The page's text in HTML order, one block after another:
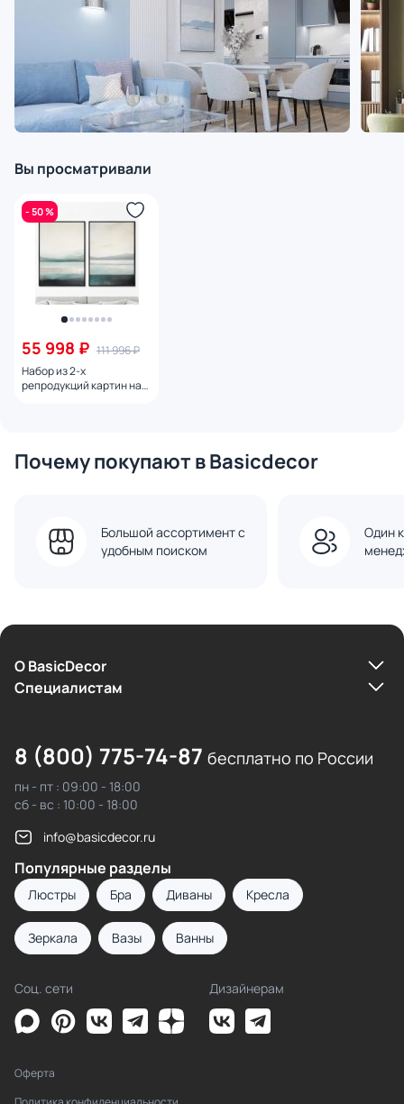
Вы просматривали
- 50 %
55 998 ₽ 111 996 ₽
Набор из 2-х
репродукций картин на
Почему покупают в Basicdecor
Большой ассортимент с
удобным поиском
Один
О BasicDecor
Cпециалистам
8 (800) 775-74-87 бесплатно по России
пн - пт : 09:00 - 18:00
сб - вс : 10:00 - 18:00
info@basicdecor.ru
Популярные разделы
Люстры Бра Диваны Кресла
Зеркала Вазы Ванны
Соц. сети Дизайнерам
Оферта